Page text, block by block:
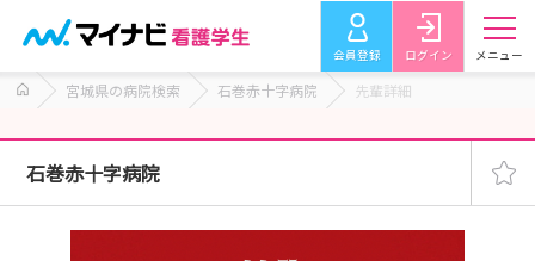
会員登録 ログイン メニュー
宮城県の病院検索 石巻赤十字病院 先輩詳細
石巻赤十字病院